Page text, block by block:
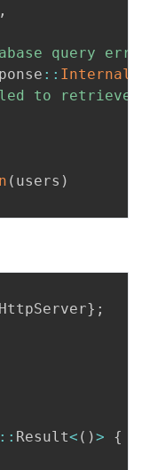
,
query
: :
to retrieve
( users )
} ;
: : Result< ( )>
{